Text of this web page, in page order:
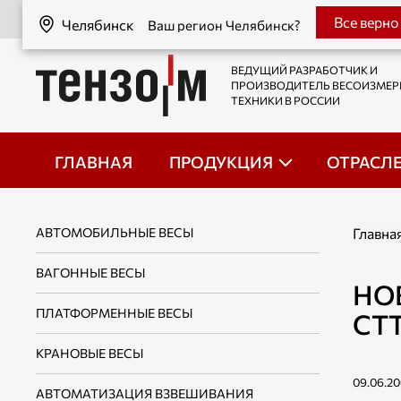
Челябинск Ваш регион Челябинск?
Челябинск Все верно
ВЕДУЩИЙ РАЗРАБОТЧИК И
ПРОИЗВОДИТЕЛЬ
ТЕХНИКИ В РОССИИ
ГЛАВНАЯ ПРОДУКЦИЯ
АВТОМОБИЛЬНЫЕ ВЕСЫ
ВАГОННЫЕ ВЕСЫ
ПЛАТФОРМЕННЫЕ ВЕСЫ
КРАНОВЫЕ ВЕСЫ
АВТОМАТИЗАЦИЯ ВЗВЕШИВАНИЯ